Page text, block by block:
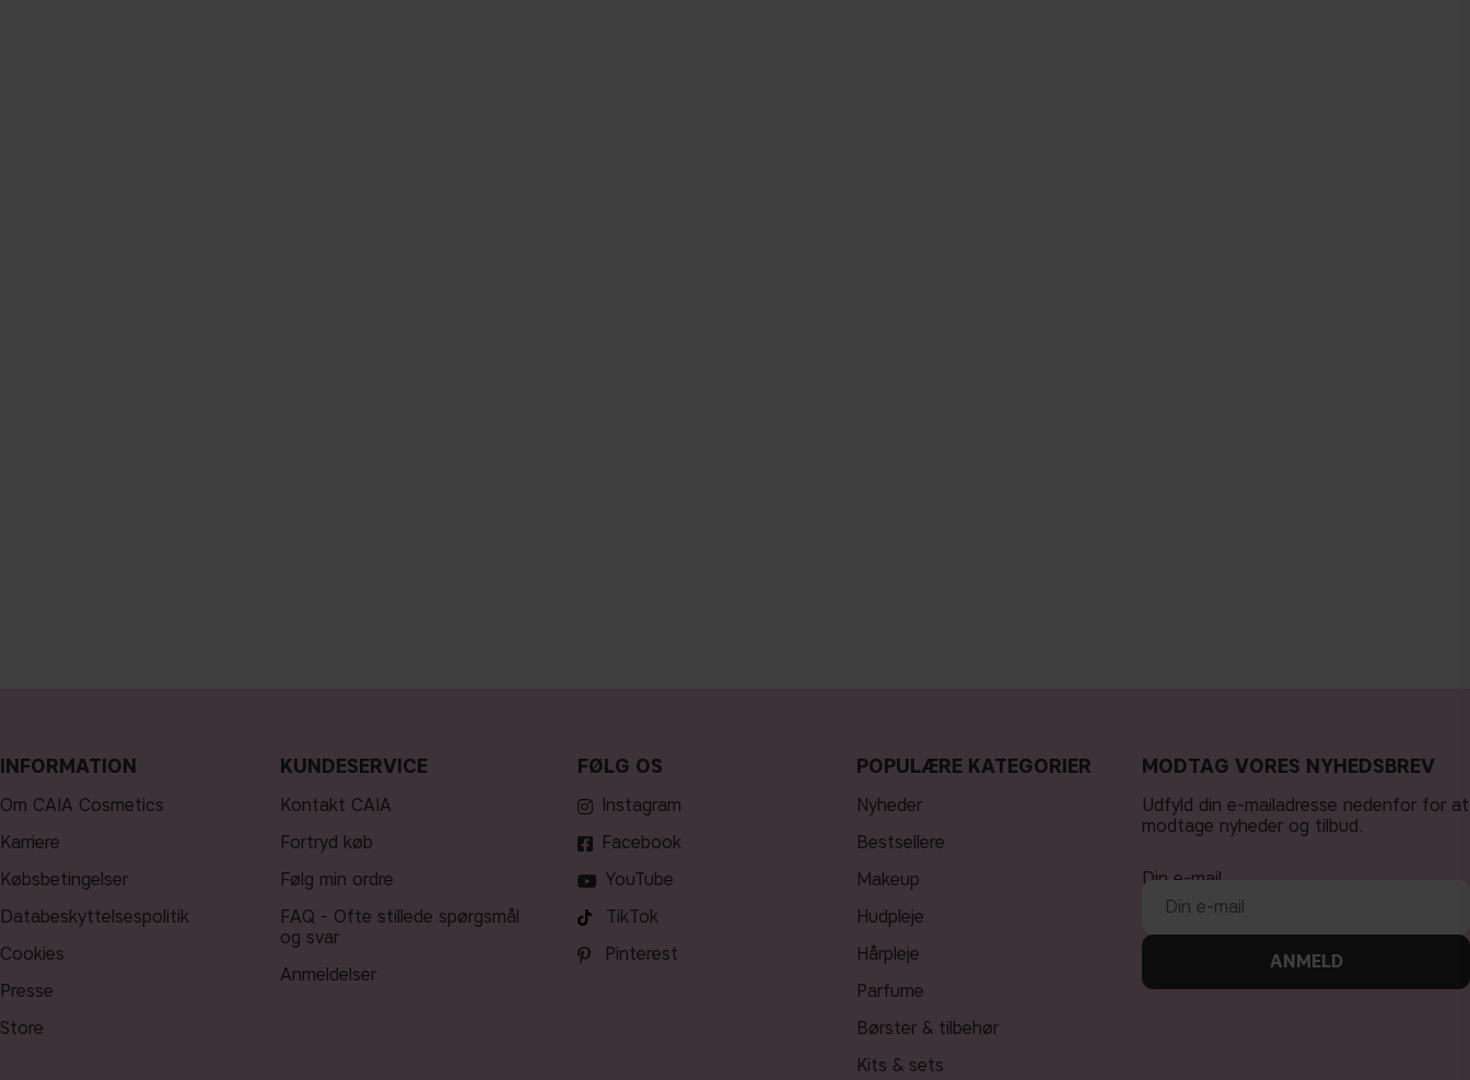
INFORMATION
Om CAIA Cosmetics
Karriere
Købsbetingelser
Databeskyttelsespolitik
Cookies
Presse
Store
KUNDESERVICE
Kontakt CAIA
Fortryd køb
Følg min ordre
FAQ - Ofte stillede spørgsmål
og svar
Anmeldelser
FØLG OS
Instagram
Facebook
YouTube
TikTok
Pinterest
POPULÆRE KATEGORIER
nyheder
bestsellere
makeup
hudpleje
hårpleje
parfume
børster & tilbehør
kits & sets
MODTAG VORES NYHEDSBREV
Udfyld din e-mailadresse nedenfor for at
modtage nyheder og tilbud.
Din e-mail
ANMELD